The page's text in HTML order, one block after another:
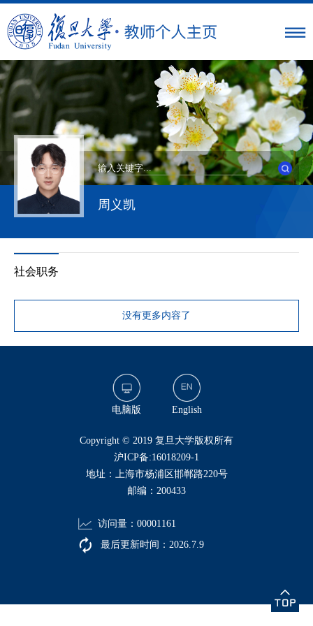
周义凯
社会职务
没有更多内容了
电脑版 English
​Copyright © 2019 复旦大学版权所有
沪ICP备:16018209-1
地址：上海市杨浦区邯郸路220号
邮编：200433
访问量： 00001161
最后更新时间： 2026 7 9